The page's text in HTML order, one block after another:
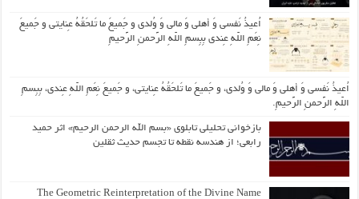
اُعیذُ نَفسی وَ أهلی وَ مالی وَ وُلدی و جَمیعَ ما تَلحَقُهُ عِنایتی و جَمیعَ
نِعَمِ اللّهِ عِندی بِبِسمِ اللّهِ الرَّحمنِ الرَّحیمِ
اُعیذُ نَفسی وَ أهلی وَ مالی وَ وُلدی، و جَمیعَ ما تَلحَقُهُ عِنایتی، و جَمیعَ نِعَمِ اللّهِ عِندی، بِبِسمِ
اللّهِ الرَّحمنِ الرَّحیمِ.
بازخوانی تحلیلی تابلوی «بسم الله الرحمن الرحیم» اثر حمید
رابعی؛ از هندسه نقطه تا تجسم حدیث ثقلین
The Geometric Reinterpretation of the Divine Name